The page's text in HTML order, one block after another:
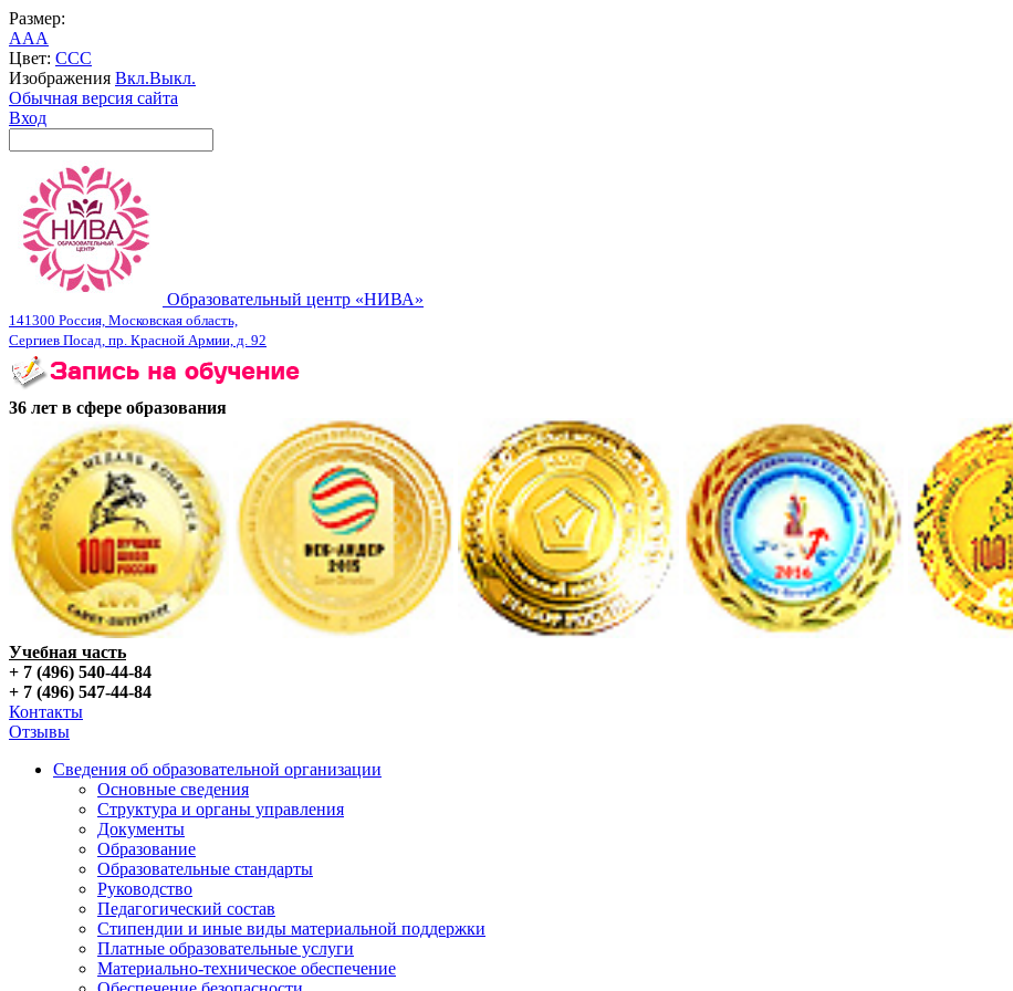
Размер:
AAA
Цвет: CCC
Изображения Вкл.Выкл.
Обычная версия сайта
Вход
Образовательный центр «НИВА»
141300 Россия, Московская область,
Сергиев Посад, пр. Красной Армии, д. 92
36 лет в сфере образования
Учебная часть
+ 7 (496) 540-44-84
+ 7 (496) 547-44-84
Контакты
Отзывы
Сведения об образовательной организации
Основные сведения
Структура и органы управления
Документы
Образование
Образовательные стандарты
Руководство
Педагогический состав
Стипендии и иные виды материальной поддержки
Платные образовательные услуги
Материально-техническое обеспечение